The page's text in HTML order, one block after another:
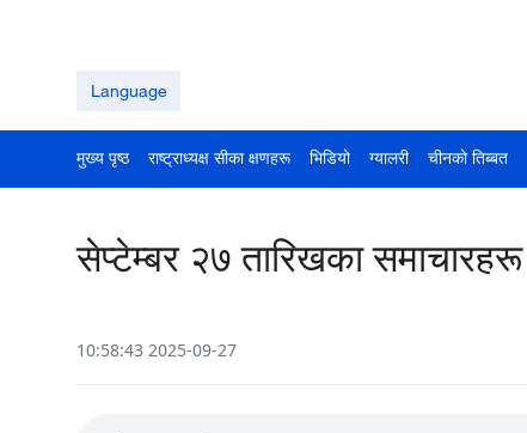
Language
मुख्य पृष्ठ राष्ट्राध्यक्ष सीका क्षणहरू भिडियो ग्यालरी चीनको तिब्बत
सेप्टेम्बर २७ तारिखका समाचारहरू
10:58:43 2025-09-27